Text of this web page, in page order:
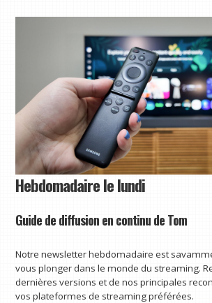
Hebdomadaire le lundi
Guide de diffusion en continu de Tom
Notre newsletter hebdomadaire est
vous plonger dans le monde du streaming.
dernières versions et de nos principales
vos plateformes de streaming préférées.